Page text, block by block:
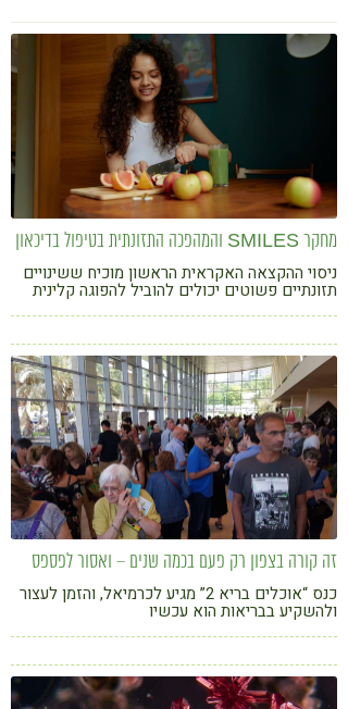
מחקר SMILES והמהפכה התזונתית בטיפול בדיכאון
ניסוי ההקצאה האקראית הראשון מוכיח ששינויים
תזונתיים פשוטים יכולים להוביל להפוגה קלינית
זה קורה בצפון רק פעם בכמה שנים – ואסור לפספס
כנס “אוכלים בריא 2” מגיע לכרמיאל, והזמן לעצור
ולהשקיע בבריאות הוא עכשיו